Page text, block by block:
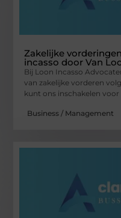
Zakelijke
incasso door Van
Bij Loon Incasso
van zakelijke vorderen
kunt ons inschakelen voor
Business / Management